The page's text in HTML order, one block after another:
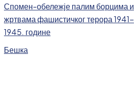
Спомен-обележје палим борцима и
жртвама фашистичког терора 1941-
1945. године
Бешка